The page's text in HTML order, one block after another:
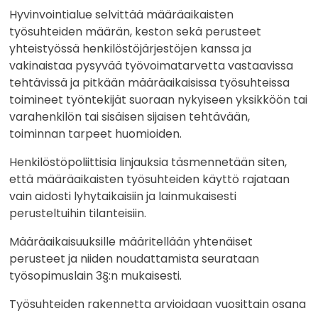
Hyvinvointialue selvittää määräaikaisten
työsuhteiden määrän, keston sekä perusteet
yhteistyössä henkilöstöjärjestöjen kanssa ja
vakinaistaa pysyvää työvoimatarvetta vastaavissa
tehtävissä ja pitkään määräaikaisissa työsuhteissa
toimineet työntekijät suoraan nykyiseen yksikköön tai
varahenkilön tai sisäisen sijaisen tehtävään,
toiminnan tarpeet huomioiden.
Henkilöstöpoliittisia linjauksia täsmennetään siten,
että määräaikaisten työsuhteiden käyttö rajataan
vain aidosti lyhytaikaisiin ja lainmukaisesti
perusteltuihin tilanteisiin.
Määräaikaisuuksille määritellään yhtenäiset
perusteet ja niiden noudattamista seurataan
työsopimuslain 3§:n mukaisesti.
Työsuhteiden rakennetta arvioidaan vuosittain osana